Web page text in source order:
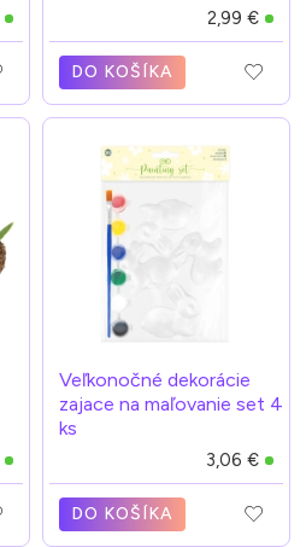
2,99 €
DO KOŠÍKA
Veľkonočné dekorácie
zajace na maľovanie set 4
ks
3,06 €
DO KOŠÍKA